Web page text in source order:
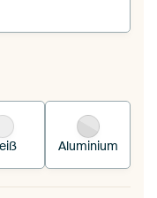
Textiltuch in
Aluminium